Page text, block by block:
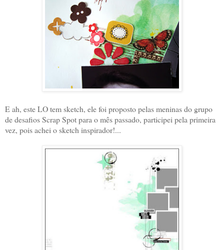
E ah, este LO tem sketch, ele foi proposto pelas meninas do grupo
de desafios Scrap Spot para o mês passado, participei pela primeira
vez, pois achei o sketch inspirador!...